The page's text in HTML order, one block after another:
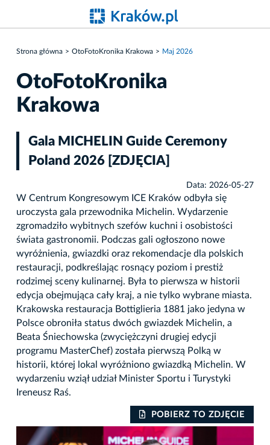
Strona główna OtoFotoKronika Krakowa Maj 2026
OtoFotoKronika
Krakowa
Gala MICHELIN Guide Ceremony
Poland 2026 [ZDJĘCIA]
Data: 2026-05-27
W Centrum Kongresowym ICE Kraków odbyła się
uroczysta gala przewodnika Michelin. Wydarzenie
zgromadziło wybitnych szefów kuchni i osobistości
świata gastronomii. Podczas gali ogłoszono nowe
wyróżnienia, gwiazdki oraz rekomendacje dla polskich
restauracji, podkreślając rosnący poziom i prestiż
rodzimej sceny kulinarnej. Była to pierwsza w historii
edycja obejmująca cały kraj, a nie tylko wybrane miasta.
Krakowska restauracja Bottiglieria 1881 jako jedyna w
Polsce obroniła status dwóch gwiazdek Michelin, a
Beata Śniechowska (zwyciężczyni drugiej edycji
programu MasterChef) została pierwszą Polką w
historii, której lokal wyróżniono gwiazdką Michelin. W
wydarzeniu wziął udział Minister Sportu i Turystyki
Ireneusz Raś.
POBIERZ TO ZDJĘCIE